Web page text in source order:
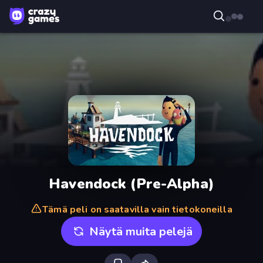
Havendock (Pre-Alpha)
Tämä peli on saatavilla vain tietokoneilla
Näytä muita pelejä